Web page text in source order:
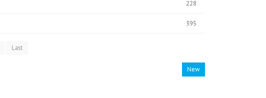
228
395
Last
New